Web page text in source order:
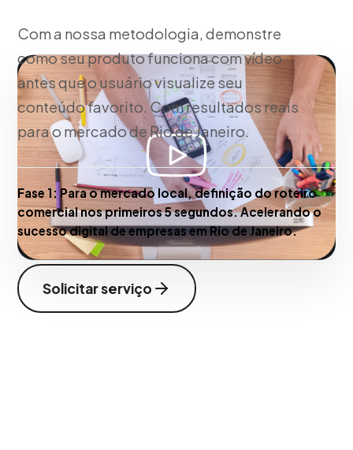
Com a nossa metodologia, demonstre
como seu produto funciona com vídeo
antes que o usuário visualize seu
conteúdo favorito. Com resultados reais
para o mercado de Rio de Janeiro.
Fase 1: Para o mercado local, definição do roteiro
comercial nos primeiros 5 segundos. Acelerando o
sucesso digital de empresas em Rio de Janeiro.
Solicitar serviço